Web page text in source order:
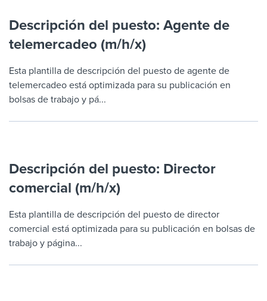
Descripción del puesto: Agente de
telemercadeo (m/h/x)
Esta plantilla de descripción del puesto de agente de
telemercadeo está optimizada para su publicación en
bolsas de trabajo y pá...
Descripción del puesto: Director
comercial (m/h/x)
Esta plantilla de descripción del puesto de director
comercial está optimizada para su publicación en bolsas de
trabajo y página...